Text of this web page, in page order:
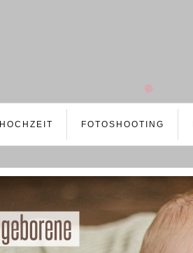
HOCHZEIT FOTOSHOOTING